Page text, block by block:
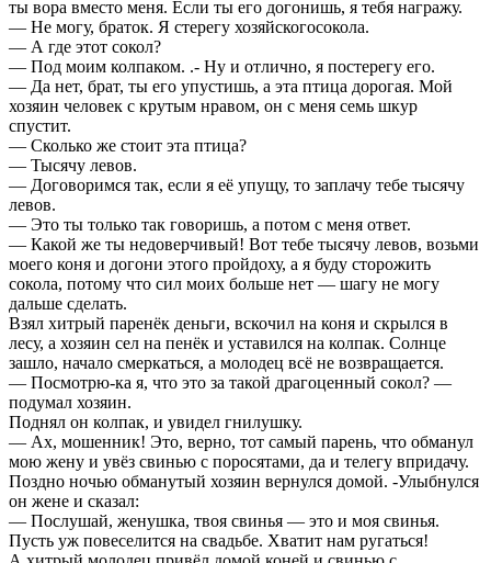
ты вора вместо меня. Если ты его догонишь, я тебя награжу.
— Не могу, браток. Я стерегу хозяйскогосокола.
— А где этот сокол?
— Под моим колпаком. .- Ну и отлично, я постерегу его.
— Да нет, брат, ты его упустишь, а эта птица дорогая. Мой
хозяин человек с крутым нравом, он с меня семь шкур
спустит.
— Сколько же стоит эта птица?
— Тысячу левов.
— Договоримся так, если я её упущу, то заплачу тебе тысячу
левов.
— Это ты только так говоришь, а потом с меня ответ.
— Какой же ты недоверчивый! Вот тебе тысячу левов, возьми
моего коня и догони этого пройдоху, а я буду сторожить
сокола, потому что сил моих больше нет — шагу не могу
дальше сделать.
Взял хитрый паренёк деньги, вскочил на коня и скрылся в
лесу, а хозяин сел на пенёк и уставился на колпак. Солнце
зашло, начало смеркаться, а молодец всё не возвращается.
— Посмотрю-ка я, что это за такой драгоценный сокол? —
подумал хозяин.
Поднял он колпак, и увидел гнилушку.
— Ах, мошенник! Это, верно, тот самый парень, что обманул
мою жену и увёз свинью с поросятами, да и телегу впридачу.
Поздно ночью обманутый хозяин вернулся домой. -Улыбнулся
он жене и сказал:
— Послушай, женушка, твоя свинья — это и моя свинья.
Пусть уж повеселится на свадьбе. Хватит нам ругаться!